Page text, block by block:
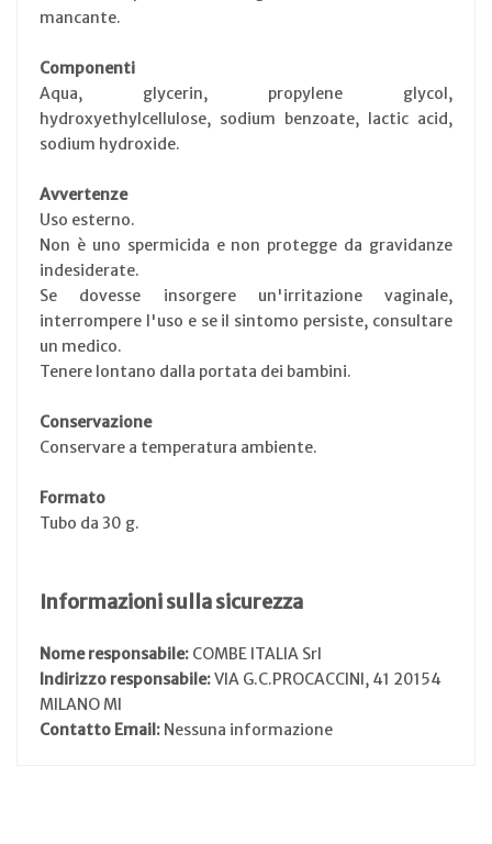
mancante.
Componenti
Aqua, glycerin, propylene glycol,
hydroxyethylcellulose, sodium benzoate, lactic acid,
sodium hydroxide.
Avvertenze
Uso esterno.
Non è uno spermicida e non protegge da gravidanze
indesiderate.
Se dovesse insorgere un'irritazione vaginale,
interrompere l'uso e se il sintomo persiste, consultare
un medico.
Tenere lontano dalla portata dei bambini.
Conservazione
Conservare a temperatura ambiente.
Formato
Tubo da 30 g.
Informazioni sulla sicurezza
Nome responsabile: COMBE ITALIA Srl
Indirizzo responsabile:VIA G.C.PROCACCINI, 41 20154
MILANO MI
Contatto Email: Nessuna informazione